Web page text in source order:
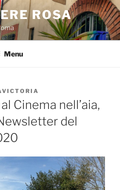
ROSA
Menu
Cinema nell’aia,
del